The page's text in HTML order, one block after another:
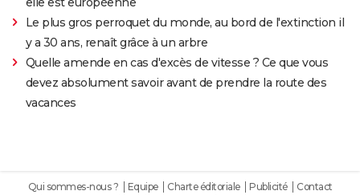
Le plus gros perroquet du monde, au bord de l'extinction il
y a 30 ans, renaît grâce à un arbre
Quelle amende en cas d'excès de vitesse ? Ce que vous
devez absolument savoir avant de prendre la route des
vacances
Qui sommes-nous ? Equipe Charte éditoriale Publicité
Contact